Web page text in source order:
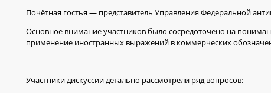
Почётная гостья — представитель Управления Федеральной
Основное внимание участников было сосредоточено на
применение иностранных выражений в коммерческих
Участники дискуссии детально рассмотрели ряд вопросов: